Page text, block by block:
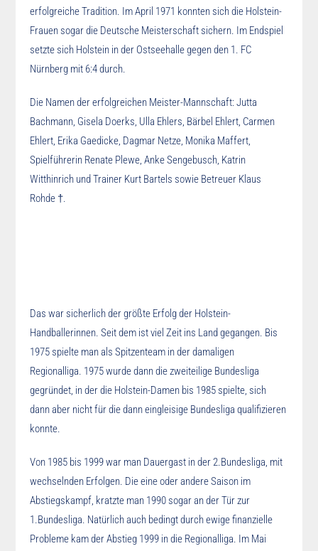
erfolgreiche Tradition. Im April 1971 konnten sich die Holstein-
Frauen sogar die Deutsche Meisterschaft sichern. Im Endspiel
setzte sich Holstein in der Ostseehalle gegen den 1. FC
Nürnberg mit 6:4 durch.
Die Namen der erfolgreichen Meister-Mannschaft: Jutta
Bachmann, Gisela Doerks, Ulla Ehlers, Bärbel Ehlert, Carmen
Ehlert, Erika Gaedicke, Dagmar Netze, Monika Maffert,
Spielführerin Renate Plewe, Anke Sengebusch, Katrin
Witthinrich und Trainer Kurt Bartels sowie Betreuer Klaus
Rohde †.
Das war sicherlich der größte Erfolg der Holstein-
Handballerinnen. Seit dem ist viel Zeit ins Land gegangen. Bis
1975 spielte man als Spitzenteam in der damaligen
Regionalliga. 1975 wurde dann die zweiteilige Bundesliga
gegründet, in der die Holstein-Damen bis 1985 spielte, sich
dann aber nicht für die dann eingleisige Bundesliga qualifizieren
konnte.
Von 1985 bis 1999 war man Dauergast in der 2.Bundesliga, mit
wechselnden Erfolgen. Die eine oder andere Saison im
Abstiegskampf, kratzte man 1990 sogar an der Tür zur
1.Bundesliga. Natürlich auch bedingt durch ewige finanzielle
Probleme kam der Abstieg 1999 in die Regionalliga. Im Mai